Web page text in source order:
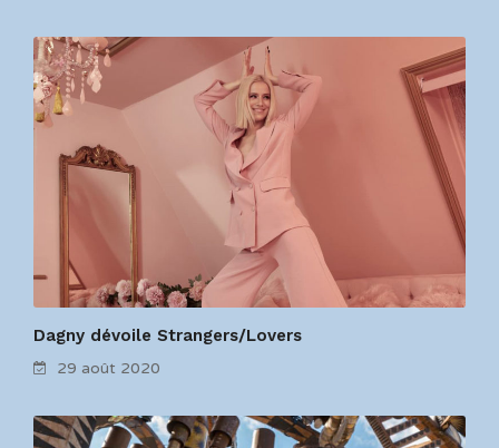
Dagny dévoile Strangers/Lovers
29 août 2020